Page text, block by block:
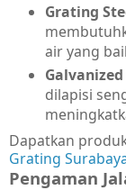
Grating
air yang
dilapisi
Dapatkan
Grating
Pengaman